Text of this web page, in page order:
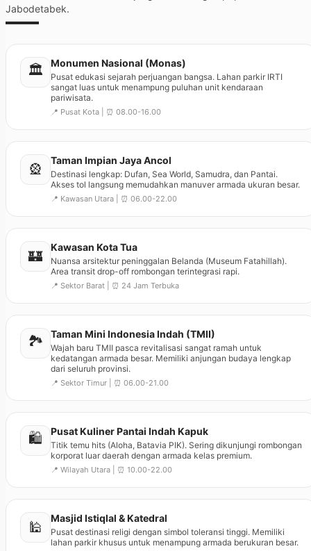
Jabodetabek.
🏛️ Monumen Nasional (Monas)
Pusat edukasi sejarah perjuangan bangsa. Lahan parkir IRTI
sangat luas untuk menampung puluhan unit kendaraan
pariwisata.
📍 Pusat Kota | ⏰ 08.00-16.00
🎡
Taman Impian Jaya Ancol
Destinasi lengkap: Dufan, Sea World, Samudra, dan Pantai.
Akses tol langsung memudahkan manuver armada ukuran besar.
📍 Kawasan Utara | ⏰ 06.00-22.00
🏰
Kawasan Kota Tua
Nuansa arsitektur peninggalan Belanda (Museum Fatahillah).
Area transit drop-off rombongan terintegrasi rapi.
📍 Sektor Barat | ⏰ 24 Jam Terbuka
🏞️ Taman Mini Indonesia Indah (TMII)
Wajah baru TMII pasca revitalisasi sangat ramah untuk
kedatangan armada besar. Memiliki anjungan budaya lengkap
dari seluruh provinsi.
📍 Sektor Timur | ⏰ 06.00-21.00
🛍️ Pusat Kuliner Pantai Indah Kapuk
Titik temu hits (Aloha, Batavia PIK). Sering dikunjungi rombongan
korporat luar daerah dengan armada kelas premium.
📍 Wilayah Utara | ⏰ 10.00-22.00
🕌
Masjid Istiqlal & Katedral
Pusat destinasi religi dengan simbol toleransi tinggi. Memiliki
lahan parkir khusus untuk menampung armada berukuran besar.